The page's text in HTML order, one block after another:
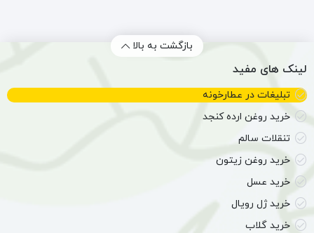
بازگشت به بالا
لینک های مفید
تبلیغات در عطارخونه
خرید روغن ارده کنجد
تنقلات سالم
خرید روغن زیتون
خرید عسل
خرید ژل رویال
خرید گلاب